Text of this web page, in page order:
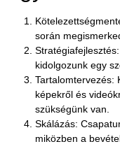
során
Stratégiafejlesztés:
kidolgozunk egy
Tartalomtervezés:
képekről és
szükségünk van.
Skálázás:
miközben a